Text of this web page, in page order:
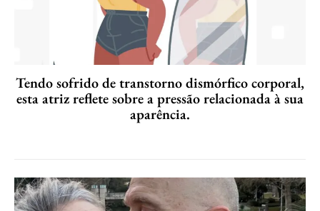
Tendo sofrido de transtorno dismórfico corporal,
esta atriz reflete sobre a pressão relacionada à sua
aparência.